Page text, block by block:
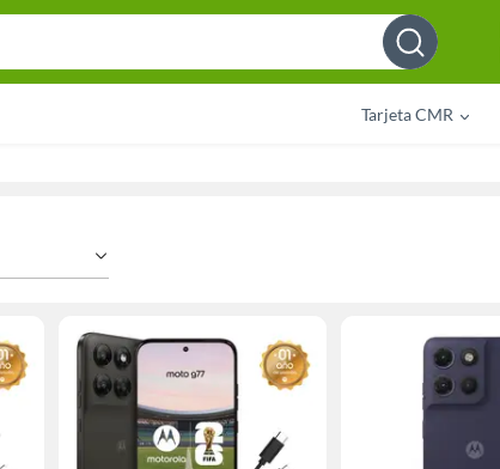
Bar
Tarjeta CMR